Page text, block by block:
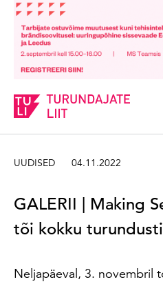
Sisesta märksõna
UUDISED 04.11.2022
GALERII | Making
tõi kokku
Neljapäeval, 3. novembril